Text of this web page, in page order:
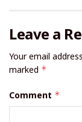
Leave a
Your email
marked *
Comment *